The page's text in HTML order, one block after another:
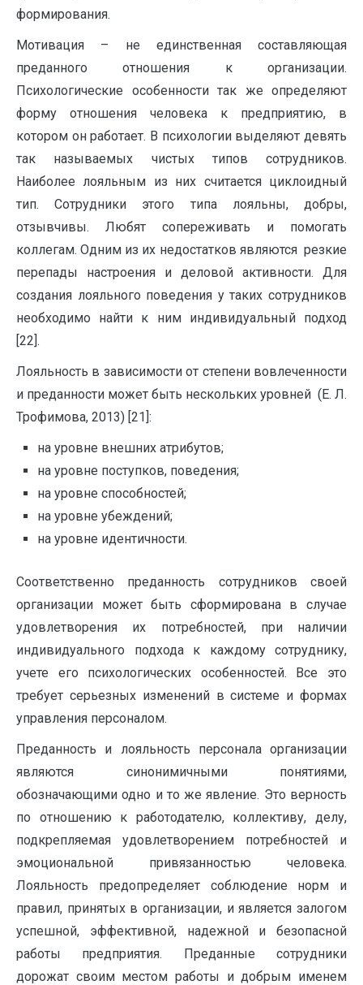
формирования.
Мотивация – не единственная составляющая
преданного отношения к организации.
Психологические особенности так же определяют
форму отношения человека к предприятию, в
котором он работает. В психологии выделяют девять
так называемых чистых типов сотрудников.
Наиболее лояльным из них считается циклоидный
тип. Сотрудники этого типа лояльны, добры,
отзывчивы. Любят сопереживать и помогать
коллегам. Одним из их недостатков являются резкие
перепады настроения и деловой активности. Для
создания лояльного поведения у таких сотрудников
необходимо найти к ним индивидуальный подход
[22].
Лояльность в зависимости от степени вовлеченности
и преданности может быть нескольких уровней (Е. Л.
Трофимова, 2013) [21]:
на уровне внешних атрибутов;
на уровне поступков, поведения;
на уровне способностей;
на уровне убеждений;
на уровне идентичности.
Соответственно преданность сотрудников своей
организации может быть сформирована в случае
удовлетворения их потребностей, при наличии
индивидуального подхода к каждому сотруднику,
учете его психологических особенностей. Все это
требует серьезных изменений в системе и формах
управления персоналом.
Преданность и лояльность персонала организации
являются синонимичными понятиями,
обозначающими одно и то же явление. Это верность
по отношению к работодателю, коллективу, делу,
подкрепляемая удовлетворением потребностей и
эмоциональной привязанностью человека.
Лояльность предопределяет соблюдение норм и
правил, принятых в организации, и является залогом
успешной, эффективной, надежной и безопасной
работы предприятия. Преданные сотрудники
дорожат своим местом работы и добрым именем